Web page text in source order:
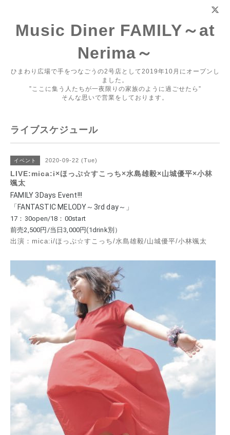
Music Diner FAMILY～at
Nerima～
ひまわり広場で手をつなごうの2号店として2019年10月にオープンし
ました。
”ここに集う人たちが一夜限りの家族のように過ごせたら”
そんな思いで営業をしております。
ライブスケジュール
イベント 2020-09-22 (Tue)
LIVE:mica:i×ほっぷ☆すこっち×水島雄毅×山城優平×小林
颯太
FAMILY 3Days Event!!!
「FANTASTIC MELODY～3rd day～」
17：30open/18：00start
前売2,500円/当日3,000円(1drink別）
出演：mica:i/ほっぷ☆すこっち/水島雄毅/山城優平/小林颯太